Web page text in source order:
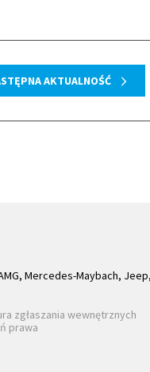
AKTUALNOŚĆ
Mercedes-Maybach,
zgłaszania wewnętrznych
prawa